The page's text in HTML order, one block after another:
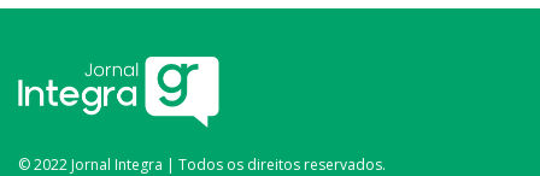
© 2022 Jornal Integra | Todos os direitos reservados.